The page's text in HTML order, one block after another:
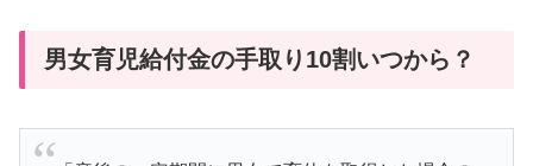
男女育児給付金の手取り10割いつから？